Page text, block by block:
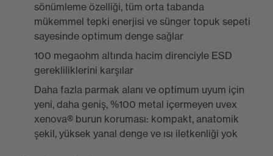
sönümleme özelliği, tüm orta tabanda
mükemmel tepki enerjisi ve sünger topuk sepeti
sayesinde optimum denge sağlar
100 megaohm altında hacim direnciyle ESD
gerekliliklerini karşılar
Daha fazla parmak alanı ve optimum uyum için
yeni, daha geniş, %100 metal içermeyen uvex
xenova® burun koruması: kompakt, anatomik
şekil, yüksek yanal denge ve ısı iletkenliği yok